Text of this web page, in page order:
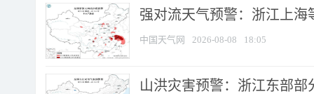
强对流天气预警：浙江上海
中国天气网 2026-08-08 18:05
山洪灾害预警：浙江东部